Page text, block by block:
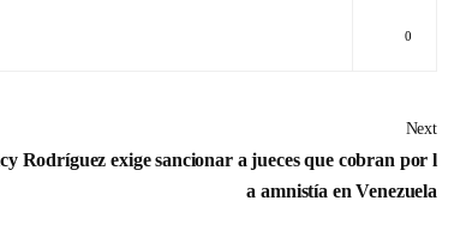
0
Next
Rodríguez exige sancionar a jueces que cobran por l
a amnistía en Venezuela